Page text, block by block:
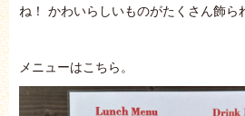
ね！ かわいらしいものがたくさん飾ら
メニューはこちら。